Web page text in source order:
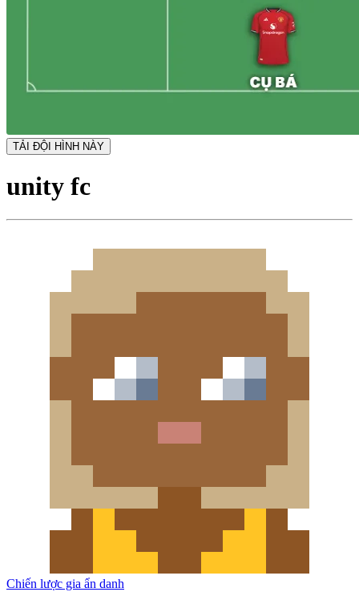
TẢI ĐỘI HÌNH NÀY
unity fc
Chiến lược gia ẩn danh